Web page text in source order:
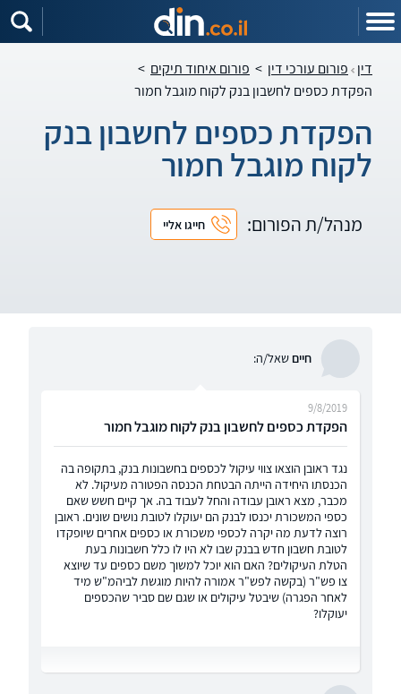
דין פורום עורכי דין > פורום איחוד תיקים >
הפקדת כספים לחשבון בנק לקוח מוגבל חמור
הפקדת כספים לחשבון בנק
לקוח מוגבל חמור
מנהל/ת הפורום: חייגו אליי
חיים שאל/ה:
הפקדת כספים לחשבון בנק לקוח מוגבל חמור
9/8/2019
נגד ראובן הוצאו צווי עיקול לכספים בחשבונות בנק, בתקופה בה
הכנסתו היחידה הייתה הבטחת הכנסה הפטורה מעיקול. לא
מכבר, מצא ראובן עבודה והחל לעבוד בה. אך קיים חשש שאם
כספי המשכורת יכנסו לבנק הם יעוקלו לטובת נושים שונים. ראובן
רוצה לדעת מה יקרה לכספי משכורת או כספים אחרים שיופקדו
לטובת חשבון חדש בבנק שבו לא היו לו כלל חשבונות בעת
הטלת העיקולים? האם הוא יוכל למשוך משם כספים עד שיוצא
צו פש"ר (בקשה לפש"ר אמורה להיות מוגשת לביהמ"ש מיד
לאחר הפגרה) שיבטל עיקולים או שגם שם סביר שהכספים
יעוקלו?